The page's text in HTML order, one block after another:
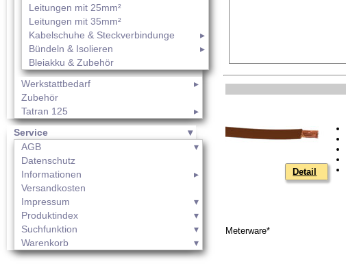
Leitungen mit 25mm²
Leitungen mit 35mm²
Kabelschuhe & Steckverbindunge
Bündeln & Isolieren
Bleiakku & Zubehör
Werkstattbedarf
Zubehör
Tatran 125
Service
AGB
Datenschutz
Informationen
Versandkosten
Impressum
Produktindex
Suchfunktion
Warenkorb
Detail
Meterware*